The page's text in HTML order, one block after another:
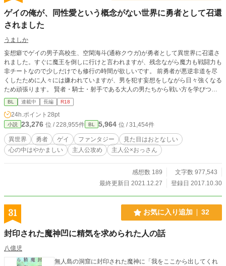
ゲイの俺が、同性愛という概念がない世界に勇者として召還
されました
うましか
妄想癖でゲイの男子高校生、空閑海斗(通称クウガ)が勇者として異世界に召還さ
れました。すぐに魔王を倒しに行けと言われますが、残念ながら魔力も戦闘力も
非チートなので少しだけでも修行の時間が欲しいです。 前勇者が悪逆非道を尽
くしたために人々には嫌われていますが、男を犯す妄想をしながら日々強くなる
ため頑張ります。 賢者・騎士・射手である大人の男たちから戦い方を学びつ
つ、脳内で彼らを犯す毎日。クウガは魔王を倒せるほどに強くなれるのか！？
そして同性愛という概念がまったくない異世界で、クウガの性問題は一体どうな
る！？ ※この話は主人公がほぼタチ役です。相手は20代半ばから40代後半と高
めになります。 またＲ指定の内容がありますが、序盤はほとんど主人公の妄想
の中でのみとなっております。
BL 連載中 長編 R18
24h.ポイント 28pt
小説 23,276 位 / 228,955件 BL 5,964 位 / 31,454件
異世界 勇者 ゲイ ファンタジー
見た目はおとなしい
心の中はやかましい
主人公攻め 主人公×おっさん
感想数 189
文字数 977,543
最終更新日 2021.12.27
登録日 2017.10.30
31 お気に入り追加 32
封印された魔神凹に精気を求められた人の話
八億児
無人島の洞窟に封印された魔神に「我をここから出してくれ